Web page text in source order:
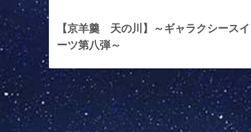
【京羊羹 天の川】～ギャラクシースイ
ーツ第八弾～